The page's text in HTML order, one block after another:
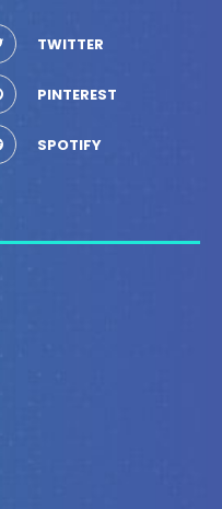
TWITTER
PINTEREST
SPOTIFY